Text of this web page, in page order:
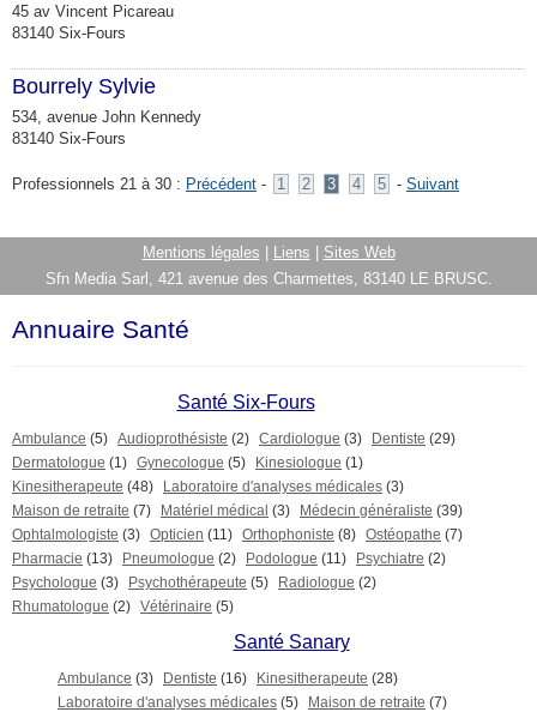
45 av Vincent Picareau
83140 Six-Fours
Bourrely Sylvie
534, avenue John Kennedy
83140 Six-Fours
Professionnels 21 à 30 : Précédent - 1 2 3 4 5 - Suivant
Mentions légales Liens
Sites Web
Sfn Media Sarl, 421 avenue des Charmettes, 83140 LE BRUSC.
Annuaire Santé
Santé Six-Fours
Ambulance (5) Audioprothésiste (2) Cardiologue (3) Dentiste (29)
Dermatologue (1) Gynecologue (5) Kinesiologue (1)
Kinesitherapeute (48) Laboratoire d'analyses médicales (3)
Maison de retraite (7) Matériel médical (3) Médecin généraliste (39)
Ophtalmologiste (3) Opticien (11) Orthophoniste (8) Ostéopathe (7)
Pharmacie (13) Pneumologue (2) Podologue (11) Psychiatre (2)
Psychologue (3) Psychothérapeute (5) Radiologue (2)
Rhumatologue (2) Vétérinaire (5)
Santé Sanary
Ambulance (3) Dentiste (16) Kinesitherapeute (28)
Laboratoire d'analyses médicales (5) Maison de retraite (7)